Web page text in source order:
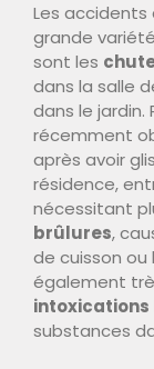
Les
grande
sont les
dans la salle
dans le jardin.
récemment
après avoir
résidence,
nécessitant
brûlures,
de cuisson
également
intoxications
substances